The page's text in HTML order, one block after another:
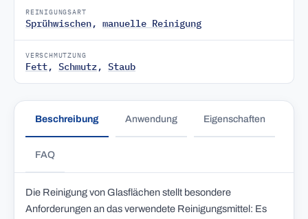
REINIGUNGSART
Sprühwischen, manuelle Reinigung
VERSCHMUTZUNG
Fett, Schmutz, Staub
Beschreibung Anwendung Eigenschaften
FAQ
Die Reinigung von Glasflächen stellt besondere
Anforderungen an das verwendete Reinigungsmittel: Es